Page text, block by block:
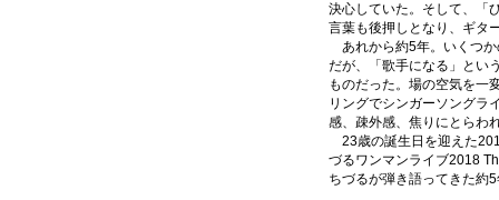
決心していた。そして、「
言葉も後押しとなり、ギタ
あれから約5年。いくつ
だが、「歌手になる」とい
ものだった。場の空気を一
リングでシンガーソングラ
感、疎外感、焦りにとらわ
23歳の誕生日を迎えた
づるワンマンライブ2018
ちづるが弾き語ってきた約